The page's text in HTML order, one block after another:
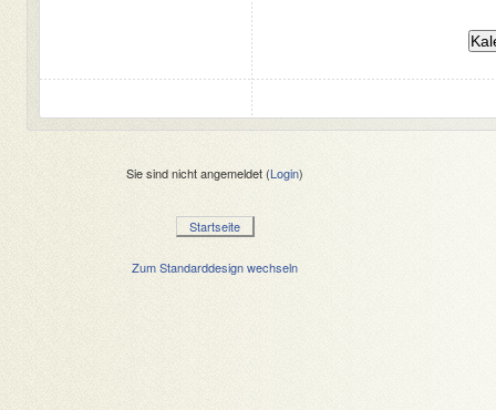
Sie sind nicht angemeldet (Login)
Startseite
Zum Standarddesign wechseln